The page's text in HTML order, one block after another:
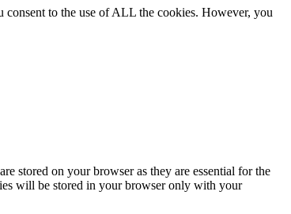
to the use of ALL the cookies. However, you
stored on your browser as they are essential for the
will be stored in your browser only with your